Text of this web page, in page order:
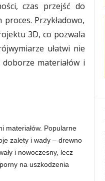
czas przejść do
Przykładowo,
3D, co pozwala
ułatwi nie
materiałów i
materiałów. Popularne
zalety i wady – drewno
i nowoczesny, lecz
na uszkodzenia